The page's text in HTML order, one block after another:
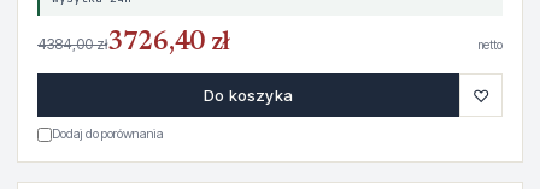
4384,00 zł3726,40 zł netto
Do koszyka ♡
Dodaj do porównania